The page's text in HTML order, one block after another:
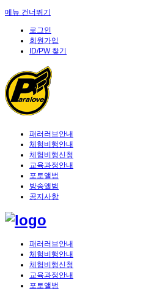
메뉴 건너뛰기
로그인
회원가입
ID/PW 찾기
패러러브안내
체험비행안내
체험비행신청
교육과정안내
포토앨범
방송앨범
공지사항
패러러브안내
체험비행안내
체험비행신청
교육과정안내
포토앨범